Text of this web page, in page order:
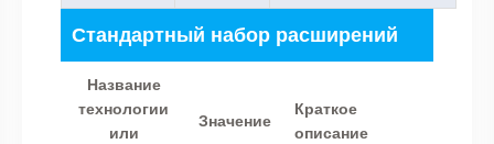
Стандартный набор расширений
Название
технологии
или
Значение
Краткое
описание